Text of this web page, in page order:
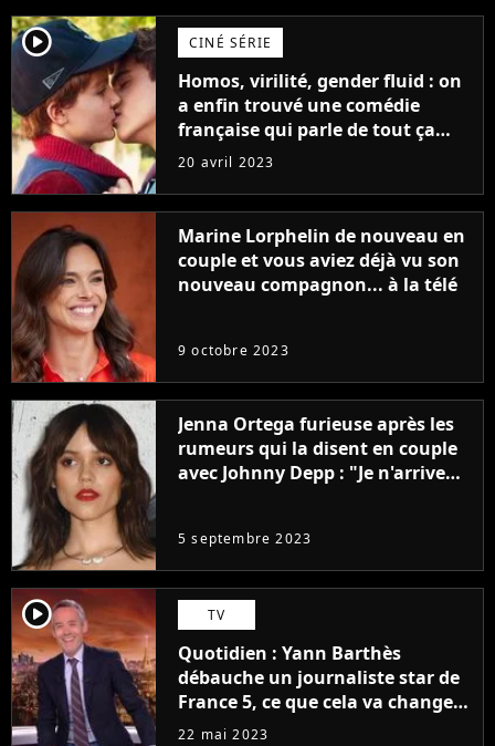
player2 CINÉ SÉRIE
Homos, virilité, gender fluid : on
a enfin trouvé une comédie
française qui parle de tout ça
sans être super ringarde
20 avril 2023
Marine Lorphelin de nouveau en
couple et vous aviez déjà vu son
nouveau compagnon... à la télé
9 octobre 2023
Jenna Ortega furieuse après les
rumeurs qui la disent en couple
avec Johnny Depp : "Je n'arrive
5 septembre 2023
player2 TV
Quotidien : Yann Barthès
débauche un journaliste star de
France 5, ce que cela va changer
à la rentrée
22 mai 2023